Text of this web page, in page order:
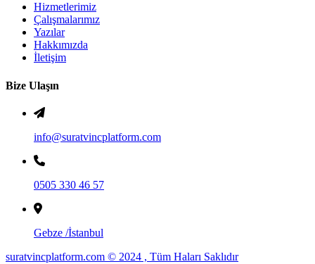
Hizmetlerimiz
Çalışmalarımız
Yazılar
Hakkımızda
İletişim
Bize Ulaşın
info@suratvincplatform.com
0505 330 46 57
Gebze /İstanbul
suratvincplatform.com © 2024 , Tüm Haları Saklıdır